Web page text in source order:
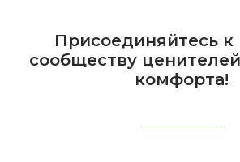
Присоединяйтесь
сообществу
комфорта!